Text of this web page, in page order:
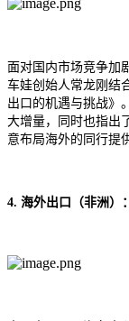
面对国内市场竞争加
车娃创始人常龙刚结
出口的机遇与挑战》
大增量，同时也指出
意布局海外的同行提
4. 海外出口（非洲）